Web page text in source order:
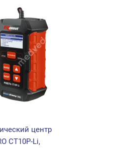
центр
CT10P-Li,